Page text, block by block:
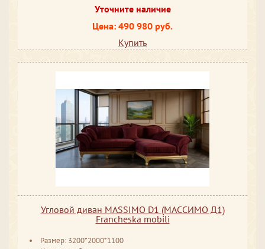
Уточните наличие
Цена: 490 980 руб.
Купить
Угловой диван MASSIMO D1 (МАССИМО Д1)
Francheska mobili
Размер: 3200*2000*1100